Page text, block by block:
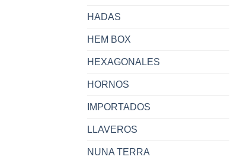
HADAS
HEM BOX
HEXAGONALES
HORNOS
IMPORTADOS
LLAVEROS
NUNA TERRA